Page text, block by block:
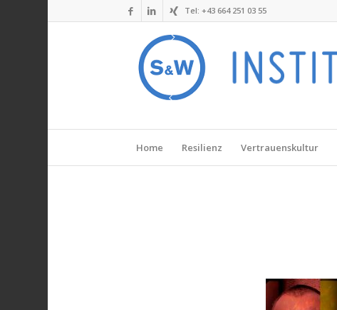
Tel: +43 664 251 03 55
Home Resilienz Vertrauenskultur